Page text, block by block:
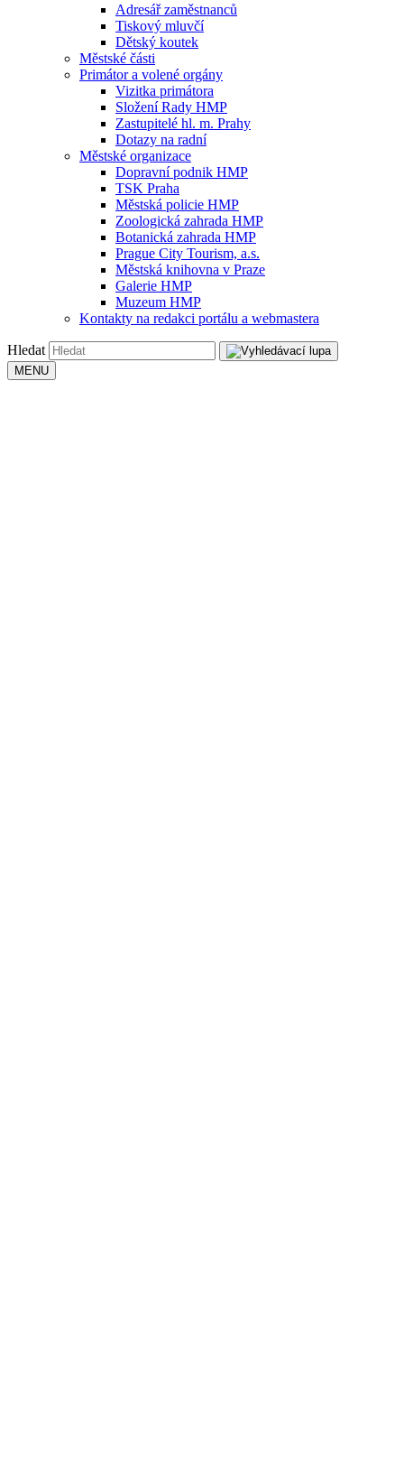
Adresář zaměstnanců
Tiskový mluvčí
Dětský koutek
Městské části
Primátor a volené orgány
Vizitka primátora
Složení Rady HMP
Zastupitelé hl. m. Prahy
Dotazy na radní
Městské organizace
Dopravní podnik HMP
TSK Praha
Městská policie HMP
Zoologická zahrada HMP
Botanická zahrada HMP
Prague City Tourism, a.s.
Městská knihovna v Praze
Galerie HMP
Muzeum HMP
Kontakty na redakci portálu a webmastera
Hledat
MENU